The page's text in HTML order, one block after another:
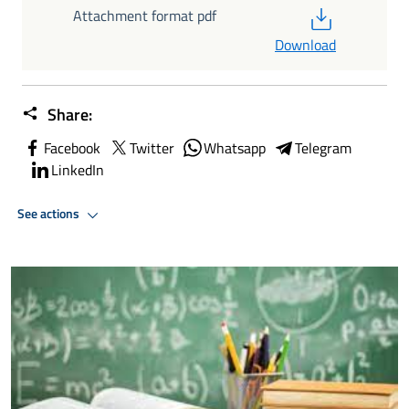
Attachment format pdf
Download
Share:
Facebook Twitter Whatsapp
Telegram
LinkedIn
See actions